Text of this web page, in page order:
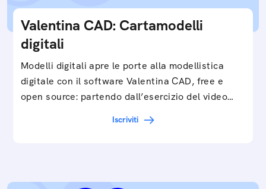
Valentina CAD: Cartamodelli
digitali
Modelli digitali apre le porte alla modellistica
digitale con il software Valentina CAD, free e
open source: partendo dall’esercizio del video…
Iscriviti